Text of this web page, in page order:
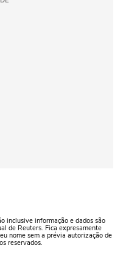
inclusive informação e dados são
de Reuters. Fica expresamente
nome sem a prévia autorização de
reservados.